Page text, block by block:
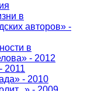
в
авторов» -
в
- 2012
2011
- 2010